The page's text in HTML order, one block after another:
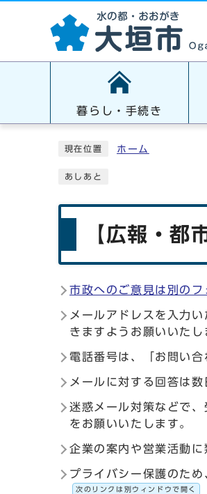
暮らし・手続き
現在位置 ホーム
あしあと
【広報・都
市政へのご意見は別の
メールアドレスを入力
きますようお願いいたし
電話番号は、「お問い
メールに対する回答は
迷惑メール対策などで
をお願いいたします。
企業の案内や営業活動に
プライバシー保護のた
次のリンクは別ウィンドウで開く